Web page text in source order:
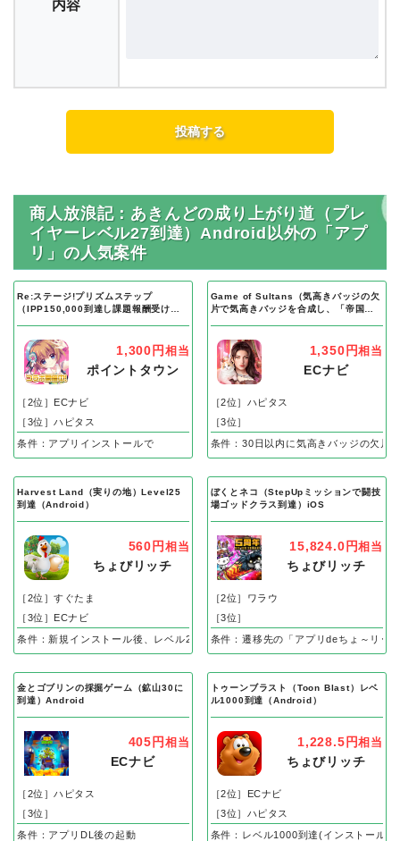
内容
商人放浪記：あきんどの成り上がり道（プレ
イヤーレベル27到達）Android以外の「アプ
リ」の人気案件
Re:ステージ!プリズムステップ
（IPP150,000到達し課題報酬受け取
1,300円 相当
ポイントタウン
［2位］ECナビ
［3位］ハピタス
条件：アプリインストールで
Game of Sultans（気高きバッジの欠
片で気高きバッジを合成し、「帝国五
1,350円相当
ECナビ
［2位］ハピタス
［3位］
条件：30日以内に気高きバッジの欠片
Harvest Land（実りの地）Level25
到達（Android）
560円 相当
ちょびリッチ
［2位］すぐたま
［3位］ECナビ
条件：新規インストール後、レベル25到達で成果
ぼくとネコ（StepUpミッションで闘技
場ゴッドクラス到達）iOS
15,824.0円相当
ちょびリッチ
［2位］ワラウ
［3位］
条件：遷移先の「アプリdeちょ～リッ
金とゴブリンの採掘ゲーム（鉱山30に
到達）Android
405円 相当
ECナビ
［2位］ハピタス
［3位］
条件：アプリDL後の起動
トゥーンブラスト（Toon Blast）レベ
ル1000到達（Android）
1,228.5円相当
ちょびリッチ
［2位］ECナビ
［3位］ハピタス
条件：レベル1000到達(インストール後